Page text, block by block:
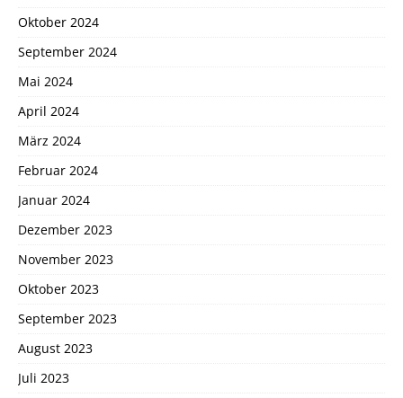
Oktober 2024
September 2024
Mai 2024
April 2024
März 2024
Februar 2024
Januar 2024
Dezember 2023
November 2023
Oktober 2023
September 2023
August 2023
Juli 2023